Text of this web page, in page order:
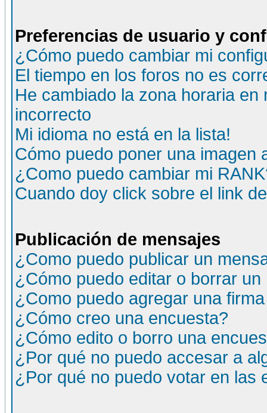
Preferencias de usuario y
¿Cómo puedo cambiar mi
El tiempo en los foros no es
He cambiado la zona horaria
incorrecto
Mi idioma no está en la lista!
Cómo puedo poner una imagen
¿Como puedo cambiar mi
Cuando doy click sobre el link
Publicación de mensajes
¿Como puedo publicar un
¿Cómo puedo editar o borrar un
¿Como puedo agregar una
¿Cómo creo una encuesta?
¿Cómo edito o borro una
¿Por qué no puedo accesar a
¿Por qué no puedo votar en las